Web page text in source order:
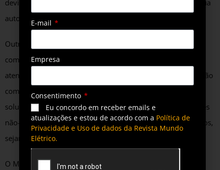
devido à capacidade de autogestão de seu consumo e de sua
autoprodução de energia.
Outra aplicação mais evidente é o atendimento às
comunidades isoladas e regiões remotas, tipicamente
atendidas por unidades de geração à diesel. O uso de solução
como o Moura Bess possibilita reduzir os custos globais da
solução de suprimento, integrando de forma eficiente fontes
não-despacháveis, como a fotovoltaica, à geradores térmicos,
sejam à combustíveis fósseis ou biocombustíveis.
O Moura Bess pode absorver as variações da geração
E-mail
Empresa
Consentimento
Eu concordo em receber emails e
atualizações e estou de acordo com a Política de
Privacidade e Uso de dados da Revista Mundo
Elétrico.